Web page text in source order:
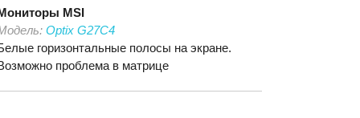
MSI
Optix G27C4
горизонтальные полосы на экране.
проблема в матрице